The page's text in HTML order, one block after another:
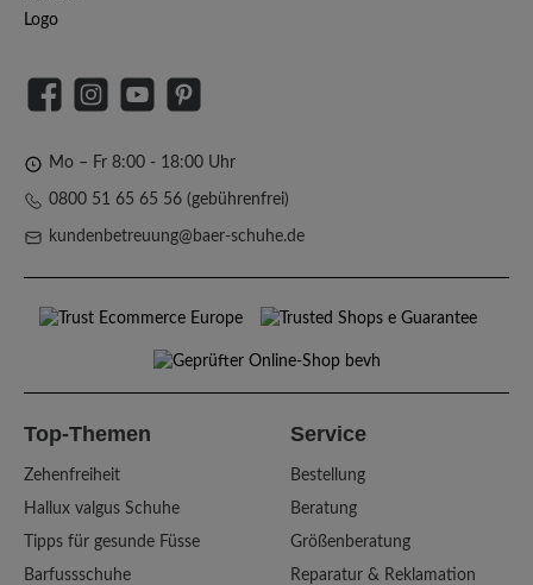
FacebookInstagramYouTubePinterest
Mo – Fr 8:00 - 18:00 Uhr
0800 51 65 65 56 (gebührenfrei)
kundenbetreuung@baer-schuhe.de
Top-Themen
Zehenfreiheit
Hallux valgus Schuhe
Tipps für gesunde Füsse
Barfussschuhe
Service
Bestellung
Beratung
Größenberatung
Reparatur & Reklamation